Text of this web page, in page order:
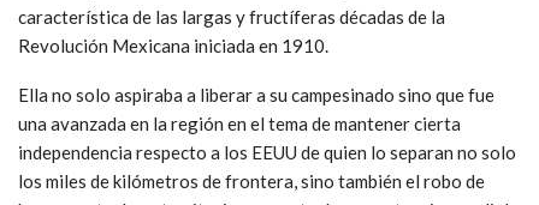
característica de las largas y fructíferas décadas de la
Revolución Mexicana iniciada en 1910.
Ella no solo aspiraba a liberar a su campesinado sino que fue
una avanzada en la región en el tema de mantener cierta
independencia respecto a los EEUU de quien lo separan no solo
los miles de kilómetros de frontera, sino también el robo de